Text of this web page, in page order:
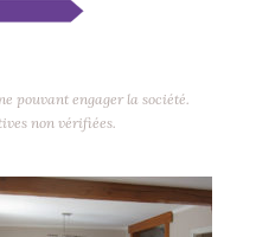
pouvant engager la société.
non vérifiées.